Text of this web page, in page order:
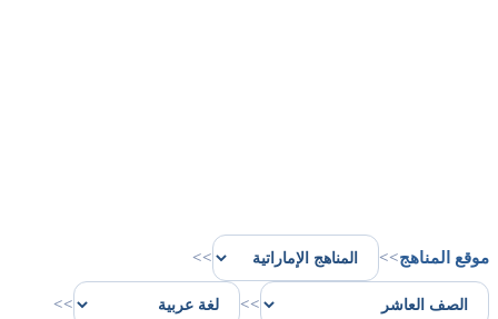
موقع المناهج>>
>>
>>
>>